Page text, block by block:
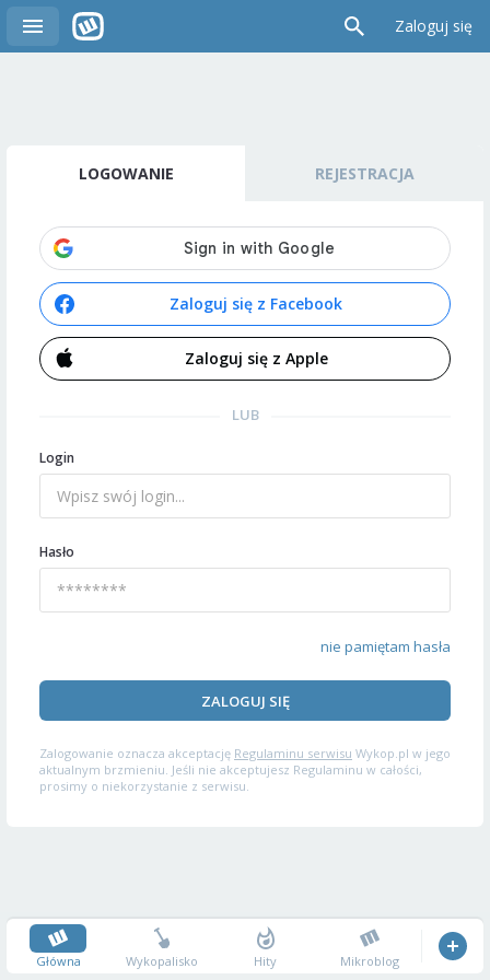
Zaloguj się
LOGOWANIE REJESTRACJA
Zaloguj się z Facebook
Zaloguj się z Apple
LUB
Login
Hasło
nie pamiętam hasła
ZALOGUJ SIĘ
Zalogowanie oznacza akceptację Regulaminu serwisu Wykop.pl w jego
aktualnym brzmieniu. Jeśli nie akceptujesz Regulaminu w całości,
prosimy o niekorzystanie z serwisu.
Główna Wykopalisko Hity Mikroblog